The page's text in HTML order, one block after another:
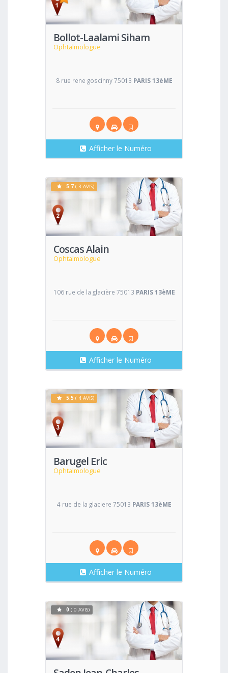
Bollot-Laalami Siham
Ophtalmologue
8 rue rene goscinny 75013 PARIS 13èME
Afficher le Numéro
Coscas Alain
Ophtalmologue
Voir
5.7 ( 3 AVIS)
106 rue de la glacière 75013 PARIS 13èME
Afficher le Numéro
Barugel Eric
Ophtalmologue
Voir
5.5 ( 4 AVIS)
4 rue de la glaciere 75013 PARIS 13èME
Afficher le Numéro
Voir
0 ( 0 AVIS)